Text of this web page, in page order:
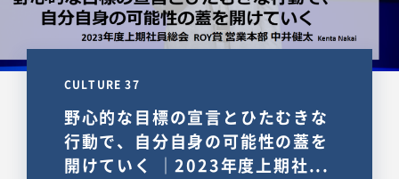
CULTURE 37
野心的な目標の宣言とひたむきな
行動で、自分自身の可能性の蓋を
開けていく ｜2023年度上期社...